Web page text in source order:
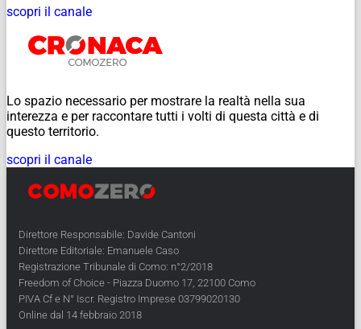
scopri il canale
Lo spazio necessario per mostrare la realtà nella sua
interezza e per raccontare tutti i volti di questa città e di
questo territorio.
scopri il canale
Direttore Responsabile: Davide Cantoni
Direttore Editoriale: Emanuele Caso
Registrazione Tribunale di Como: n°2/2018
Freedom of Choice - Piazza Duomo 17, 22100 Como
PIVA Cf e N° Iscr. Registro Imprese 03799020130
Online dal 14 febbraio 2018